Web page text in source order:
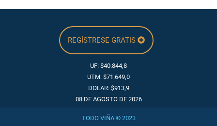
REGÍSTRESE GRATIS
UF: $40.844,8
UTM: $71.649,0
DOLAR: $913,9
08 DE AGOSTO DE 2026
TODO VIÑA © 2023